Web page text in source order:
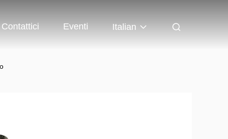
Contattici Eventi Italian